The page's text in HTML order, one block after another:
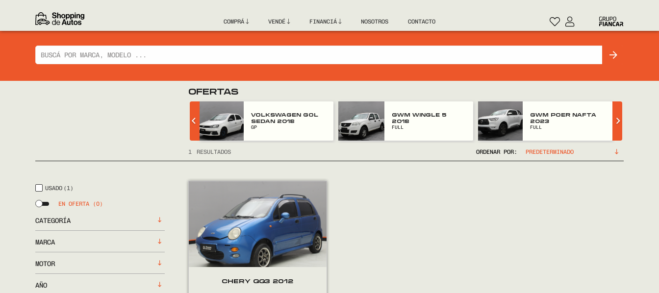
COMPRÁ VENDÉ FINANCIÁ NOSOTROS CONTACTO
OFERTAS
VOLKSWAGEN GOL
SEDAN 2018
GP
GWM WINGLE 5
2018
FULL
GWM POER NAFTA
2023
FULL
1 RESULTADOS ORDENAR POR:
USADO (1)
EN OFERTA (0)
CATEGORÍA
MARCA
MOTOR
AÑO
CHERY QQ3 2012